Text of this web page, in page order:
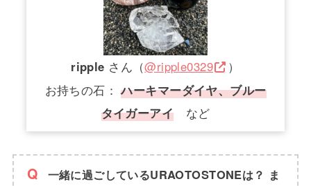
ripple さん（@ripple0329
）
お持ちの石：ハーキマーダイヤ、ブルー
タイガーアイ など
一緒に過ごしているURAOTOSTONEは？ ま